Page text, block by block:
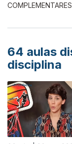
COMPLEMENTARES
64 aulas
disciplina